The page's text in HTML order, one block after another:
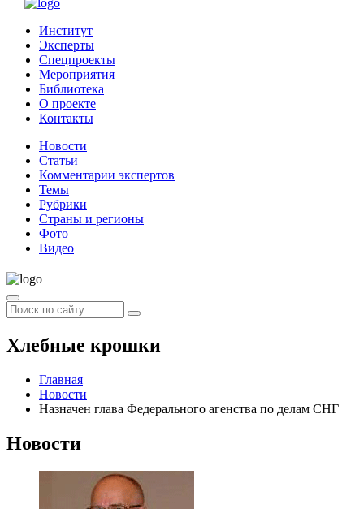
Институт
Эксперты
Спецпроекты
Мероприятия
Библиотека
О проекте
Контакты
Новости
Статьи
Комментарии экспертов
Темы
Рубрики
Страны и регионы
Фото
Видео
Хлебные крошки
Главная
Новости
Назначен глава Федерального агенства по делам СНГ
Новости